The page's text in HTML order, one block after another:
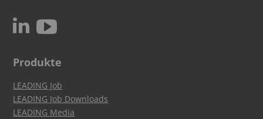
N c
Produkte
LEADING Job
LEADING Job Downloads
LEADING Media